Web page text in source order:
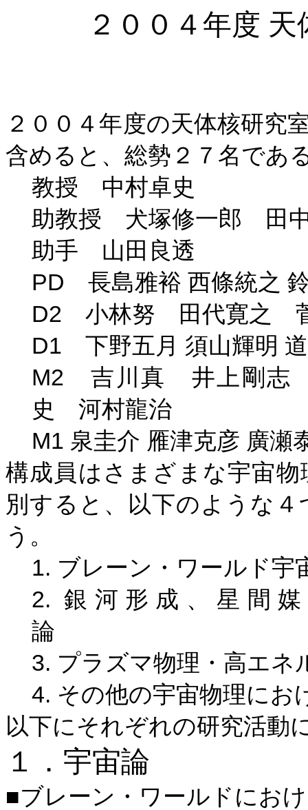
２００４年度
２００４年度の天体核研究
含めると、総勢２７名であ
教授 中村卓史
助教授 犬塚修一郎 田
助手 山田良透
PD 長島雅裕 西條統之
D2 小林努 田代寛之
D1 下野五月 須山輝明
M2 吉川真 井上剛志
史 河村龍治
M1 泉圭介 雁津克彦 廣瀬
構成員はさまざまな宇宙
別すると、以下のような
う。
1. ブレーン・ワールド宇
2.銀河形成、星間
論
3. プラズマ物理・高エネ
4. その他の宇宙物理にお
以下にそれぞれの研究活動
１．宇宙論
■ブレーン・ワールドにお